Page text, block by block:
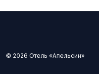
© 2026 Отель «Апельсин»